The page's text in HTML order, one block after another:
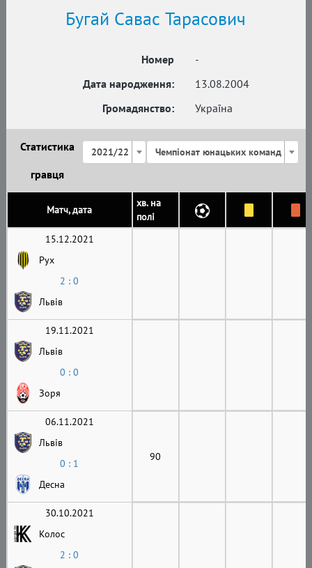
Бугай Савас Тарасович
Номер
-
Дата народження:
13.08.2004
Громадянство:
Україна
Статистика
гравця
2021/22 Чемпіонат юнацьких команд
Матч, дата
хв. на
полі
15.12.2021
Рух
2 : 0
Львів
19.11.2021
Львів
0 : 0
Зоря
06.11.2021
Львів
0 : 1
Десна
90
30.10.2021
Колос
2 : 0